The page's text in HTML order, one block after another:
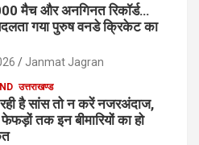
मैच और अनगिनत रिकॉर्ड…
गया पुरुष वनडे क्रिकेट का
Janmat Jagran
उत्तराखण्ड
है सांस तो न करें नजरअंदाज,
तक इन बीमारियों का हो